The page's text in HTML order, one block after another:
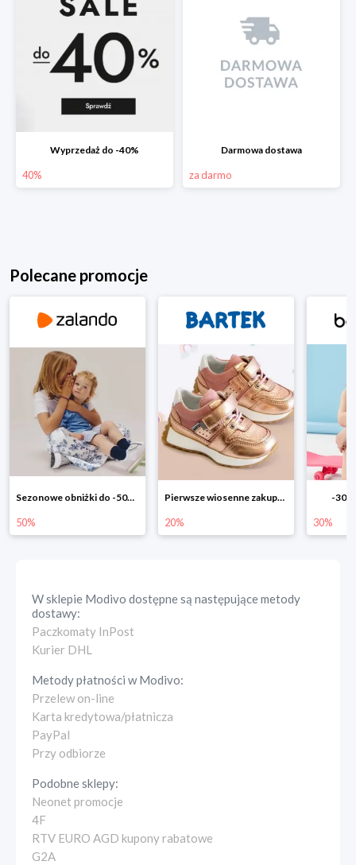
Wyprzedaż do -40%
40%
Darmowa dostawa
za darmo
Polecane promocje
Pierwsze wiosenne zakupy -20%
20%
-30% na wszystko!!
30%
-40%
40%
W sklepie Modivo dostępne są następujące metody
dostawy:
Paczkomaty InPost
Kurier DHL
Metody płatności wModivo:
Przelew on-line
Karta kredytowa/płatnicza
PayPal
Przy odbiorze
Podobne sklepy:
Neonet promocje
4F
RTV EURO AGD kupony rabatowe
G2A